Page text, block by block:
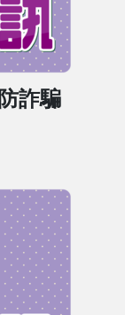
詐騙